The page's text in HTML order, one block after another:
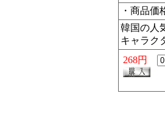
・商品価
韓国の人
キャラク
268円